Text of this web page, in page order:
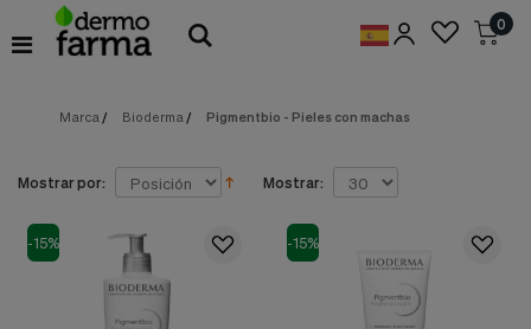
Preferencias
de
Cookies necesarias
esenciales
proveerte
0
Marca / Bioderma / Pigmentbio - Pieles con machas
Mostrar por: Mostrar:
-15% -15%